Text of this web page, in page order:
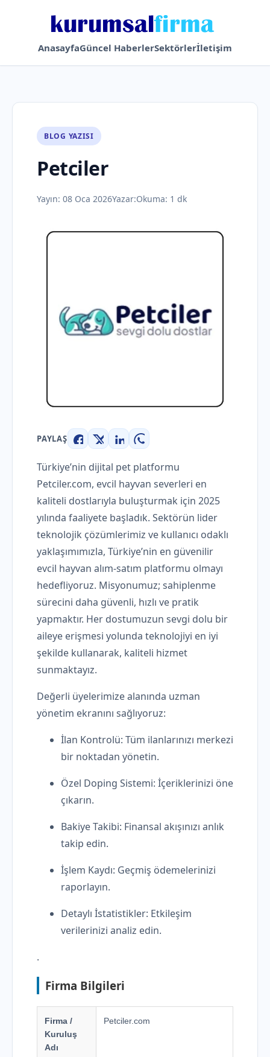
AnasayfaGüncel HaberlerSektörlerİletişim
BLOG YAZISI
Petciler
Yayın: 08 Oca 2026Yazar:Okuma: 1 dk
PAYLAŞ
Facebook
X LinkedInWhatsApp
Türkiye’nin dijital pet platformu
Petciler.com, evcil hayvan severleri en
kaliteli dostlarıyla buluşturmak için 2025
yılında faaliyete başladık. Sektörün lider
teknolojik çözümlerimiz ve kullanıcı odaklı
yaklaşımımızla, Türkiye’nin en güvenilir
evcil hayvan alım-satım platformu olmayı
hedefliyoruz. Misyonumuz; sahiplenme
sürecini daha güvenli, hızlı ve pratik
yapmaktır. Her dostumuzun sevgi dolu bir
aileye erişmesi yolunda teknolojiyi en iyi
şekilde kullanarak, kaliteli hizmet
sunmaktayız.
Değerli üyelerimize alanında uzman
yönetim ekranını sağlıyoruz:
İlan Kontrolü: Tüm ilanlarınızı merkezi
bir noktadan yönetin.
Özel Doping Sistemi: İçeriklerinizi öne
çıkarın.
Bakiye Takibi: Finansal akışınızı anlık
takip edin.
İşlem Kaydı: Geçmiş ödemelerinizi
raporlayın.
Detaylı İstatistikler: Etkileşim
verilerinizi analiz edin.
.
Firma Bilgileri
Firma /
Kuruluş
Adı
Petciler.com